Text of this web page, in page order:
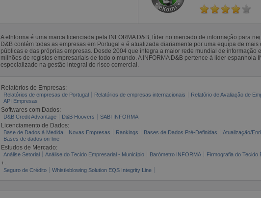
A eInforma é uma marca licenciada pela INFORMA D&B, líder no mercado de informação para
D&B contém todas as empresas em Portugal e é atualizada diariamente por uma equipa de
públicas e das próprias empresas. Desde 2004 que integra a maior rede mundial de informação
milhões de registos empresariais de todo o mundo. A INFORMA D&B pertence à líder espanhola
especializado na gestão integral do risco comercial.
Relatórios de Empresas:
Relatórios de empresas de Portugal Relatórios de empresas internacionais Relatório de Avaliação de
API Empresas
Softwares com Dados:
D&B Credit Advantage D&B Hoovers SABI INFORMA
Licenciamento de Dados:
Base de Dados à Medida Novas Empresas Rankings Bases de Dados Pré-Definidas Atualização/
Bases de dados on-line
Estudos de Mercado:
Análise Setorial Análise do Tecido Empresarial - Município Barómetro INFORMA Firmografia do Tecido
+:
Seguro de Crédito Whistleblowing Solution EQS Integrity Line